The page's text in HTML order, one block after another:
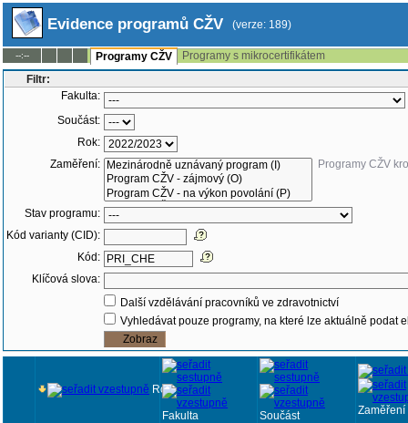
Evidence programů CŽV (verze: 189)
--:-- Programy CŽV
Programy s mikrocertifikátem
Filtr:
Fakulta:
Součást:
Rok:
Zaměření:
Programy CŽV
Stav programu:
Kód varianty (CID):
Kód:
Klíčová slova:
Další vzdělávání pracovníků ve zdravotnictví
Vyhledávat pouze programy, na které lze aktuálně podat
Rok
Fakulta Součást Zaměření